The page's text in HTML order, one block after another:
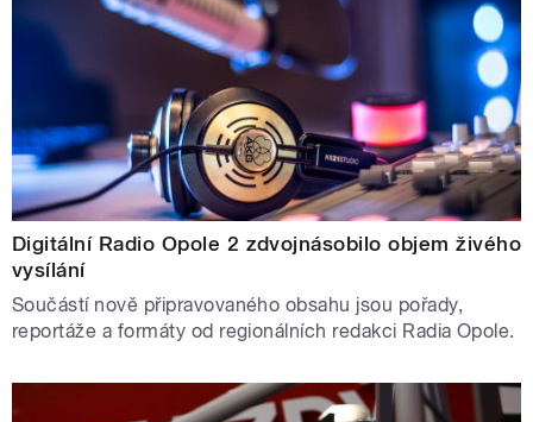
Digitální Radio Opole 2 zdvojnásobilo objem živého
vysílání
Součástí nově připravovaného obsahu jsou pořady,
reportáže a formáty od regionálních redakci Radia Opole.